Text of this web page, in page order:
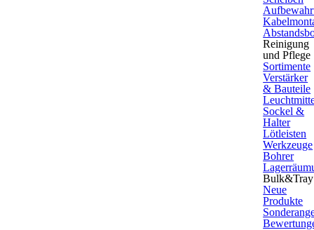
Reinigung
und Pflege
Sortimente
Verstärker
& Bauteile
Sockel &
Halter
Lötleisten
Werkzeuge
Bohrer
Bulk&Tray
Neue
Produkte